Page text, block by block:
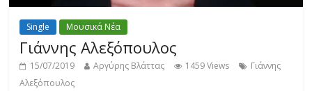
Single Μουσικά Νέα
Γιάννης Αλεξόπουλος
15/07/2019 Αργύρης Βλάττας 1459 Views
Γιάννης
Αλεξόπουλος